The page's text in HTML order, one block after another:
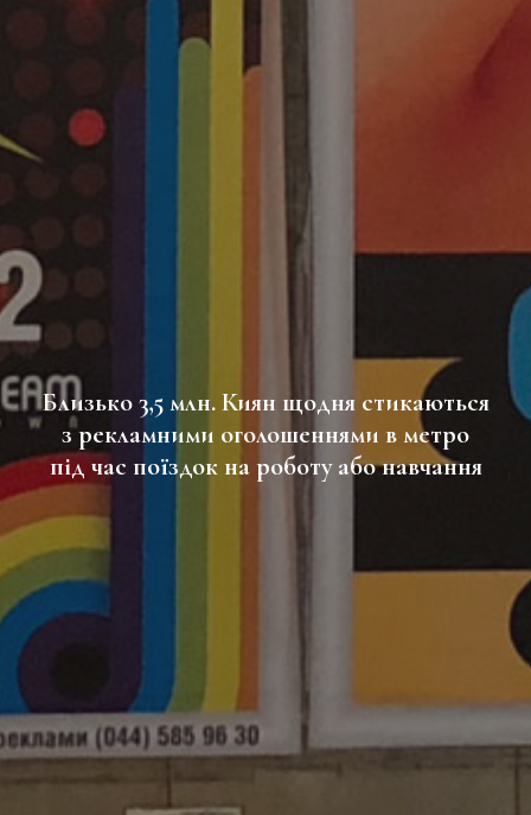
Близько 3,5 млн. Киян щодня стикаються
з рекламними оголошеннями в метро
під час поїздок на роботу або навчання